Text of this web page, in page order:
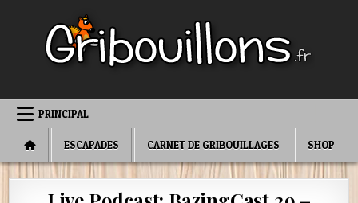
PRINCIPAL
ESCAPADES CARNET DE GRIBOUILLAGES SHOP